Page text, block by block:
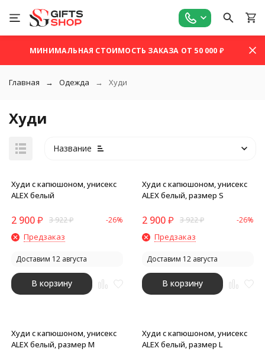
МИНИМАЛЬНАЯ СТОИМОСТЬ ЗАКАЗА ОТ 50 000 ₽
Главная Одежда Худи
Худи
Название
покупателей
Худи с капюшоном, унисекс
ALEX белый
2 900₽ 3 922₽ -26%
Предзаказ
Доставим 12 августа
В корзину
Худи с капюшоном, унисекс
ALEX белый, размер S
2 900₽ 3 922₽ -26%
Предзаказ
Доставим 12 августа
В корзину
Худи с капюшоном, унисекс
ALEX белый, размер M
Худи с капюшоном, унисекс
ALEX белый, размер L